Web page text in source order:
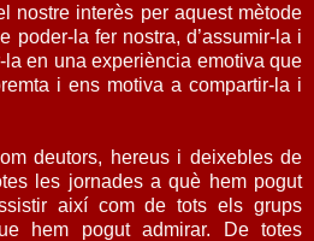
nostre interès per aquest mètode
poder-la fer nostra, d’assumir-la i
en una experiència emotiva que
i ens motiva a compartir-la i
deutors, hereus i deixebles de
les jornades a què hem pogut
així com de tots els grups
hem pogut admirar. De totes